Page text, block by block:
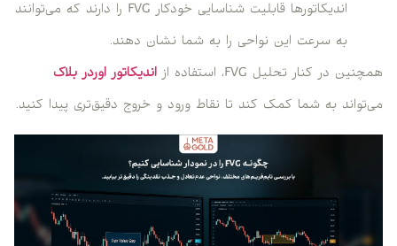
اندیکاتورها قابلیت شناسایی خودکار FVG را دارند که می‌توانند
به سرعت این نواحی را به شما نشان دهند.
همچنین در کنار تحلیل FVG، استفاده از
اندیکاتور اوردر بلاک
می‌تواند به شما کمک کند تا نقاط ورود و خروج دقیق‌تری پیدا کنید.